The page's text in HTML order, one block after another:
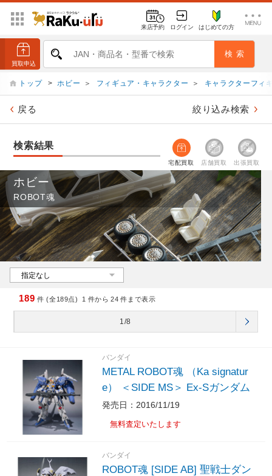
来店予約 ログイン はじめての方
トップ > ホビー ＞ フィギュア・キャラクター ＞ キャラクターフィ
戻る 絞り込み検索
検索結果
宅配買取 店舗買取 出張買取
ホビー
ROBOT魂
189 件 (全189点) 1 件から 24 件まで表示
1/8
バンダイ
METAL ROBOT魂 （Ka signatur
e） ＜SIDE MS＞ Ex-Sガンダム
発売日：2016/11/19
無料査定いたします
バンダイ
ROBOT魂 [SIDE AB] 聖戦士ダン